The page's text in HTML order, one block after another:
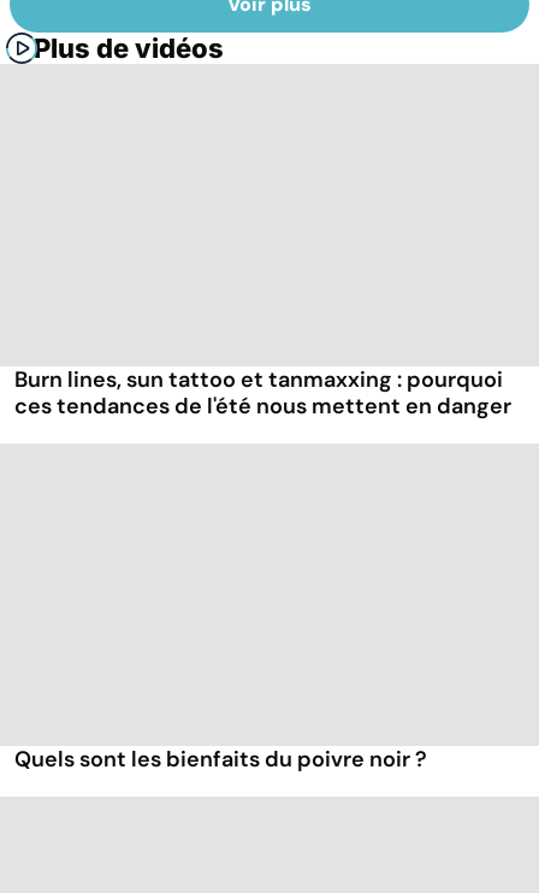
Plus de vidéos
Burn lines, sun tattoo et tanmaxxing : pourquoi
ces tendances de l'été nous mettent en danger
Quels sont les bienfaits du poivre noir ?